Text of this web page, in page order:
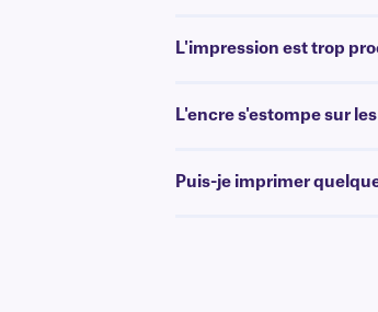
L'impression est trop
L'encre s'estompe sur
Puis-je imprimer